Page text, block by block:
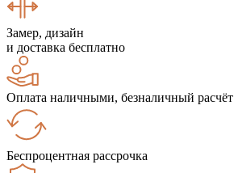
Замер, дизайн
и доставка бесплатно
Оплата наличными, безналичный расчёт
Беспроцентная рассрочка